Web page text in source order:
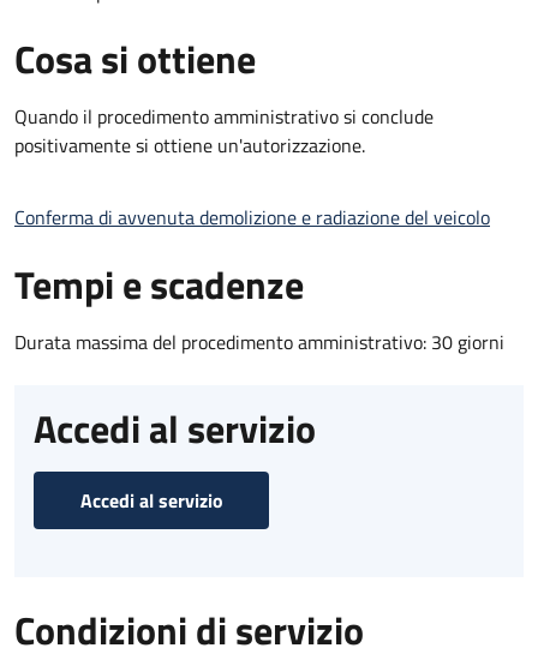
Cosa si ottiene
Quando il procedimento amministrativo si conclude
positivamente si ottiene un'autorizzazione.
Conferma di avvenuta demolizione e radiazione del veicolo
Tempi e scadenze
Durata massima del procedimento amministrativo: 30 giorni
Accedi al servizio
Accedi al servizio
Condizioni di servizio